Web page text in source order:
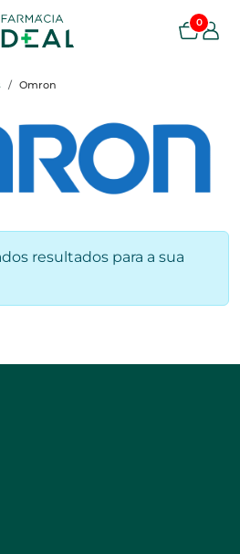
0
Omron
resultados para a sua